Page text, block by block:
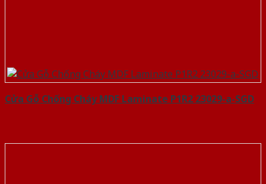
Cửa Gỗ Chống Cháy MDF Laminate P1R2 23029-a-SGD